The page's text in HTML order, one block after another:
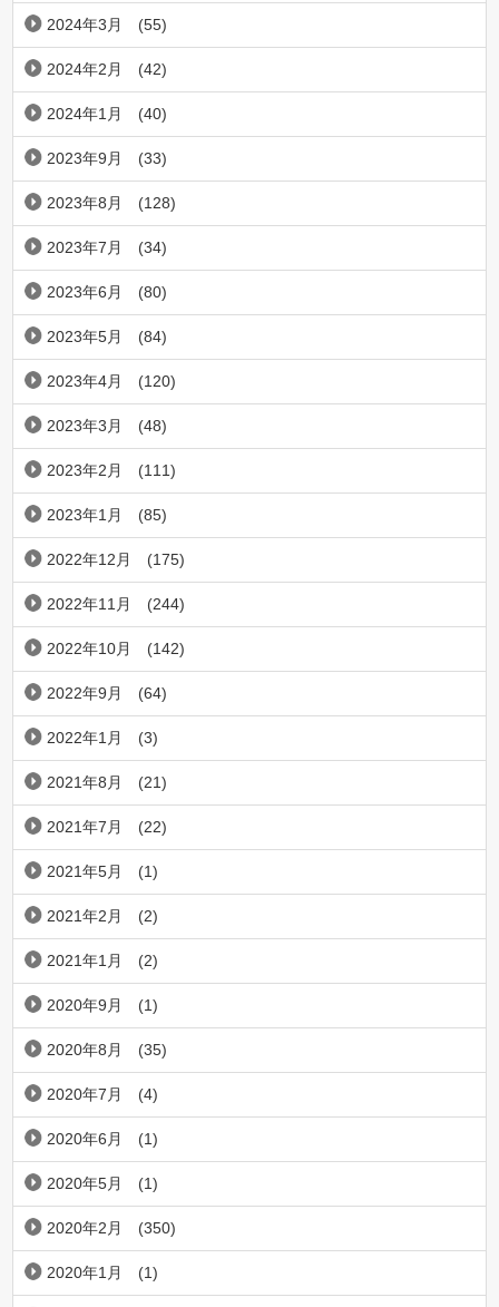
2024年3月 (55)
2024年2月 (42)
2024年1月 (40)
2023年9月 (33)
2023年8月 (128)
2023年7月 (34)
2023年6月 (80)
2023年5月 (84)
2023年4月 (120)
2023年3月 (48)
2023年2月 (111)
2023年1月 (85)
2022年12月 (175)
2022年11月 (244)
2022年10月 (142)
2022年9月 (64)
2022年1月 (3)
2021年8月 (21)
2021年7月 (22)
2021年5月 (1)
2021年2月 (2)
2021年1月 (2)
2020年9月 (1)
2020年8月 (35)
2020年7月 (4)
2020年6月 (1)
2020年5月 (1)
2020年2月 (350)
2020年1月 (1)